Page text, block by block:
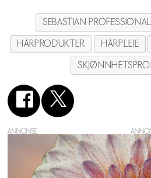
SEBASTIAN PROFESSIONAL
HÅRPRODUKTER
HÅRPLEIE
ANNONSE